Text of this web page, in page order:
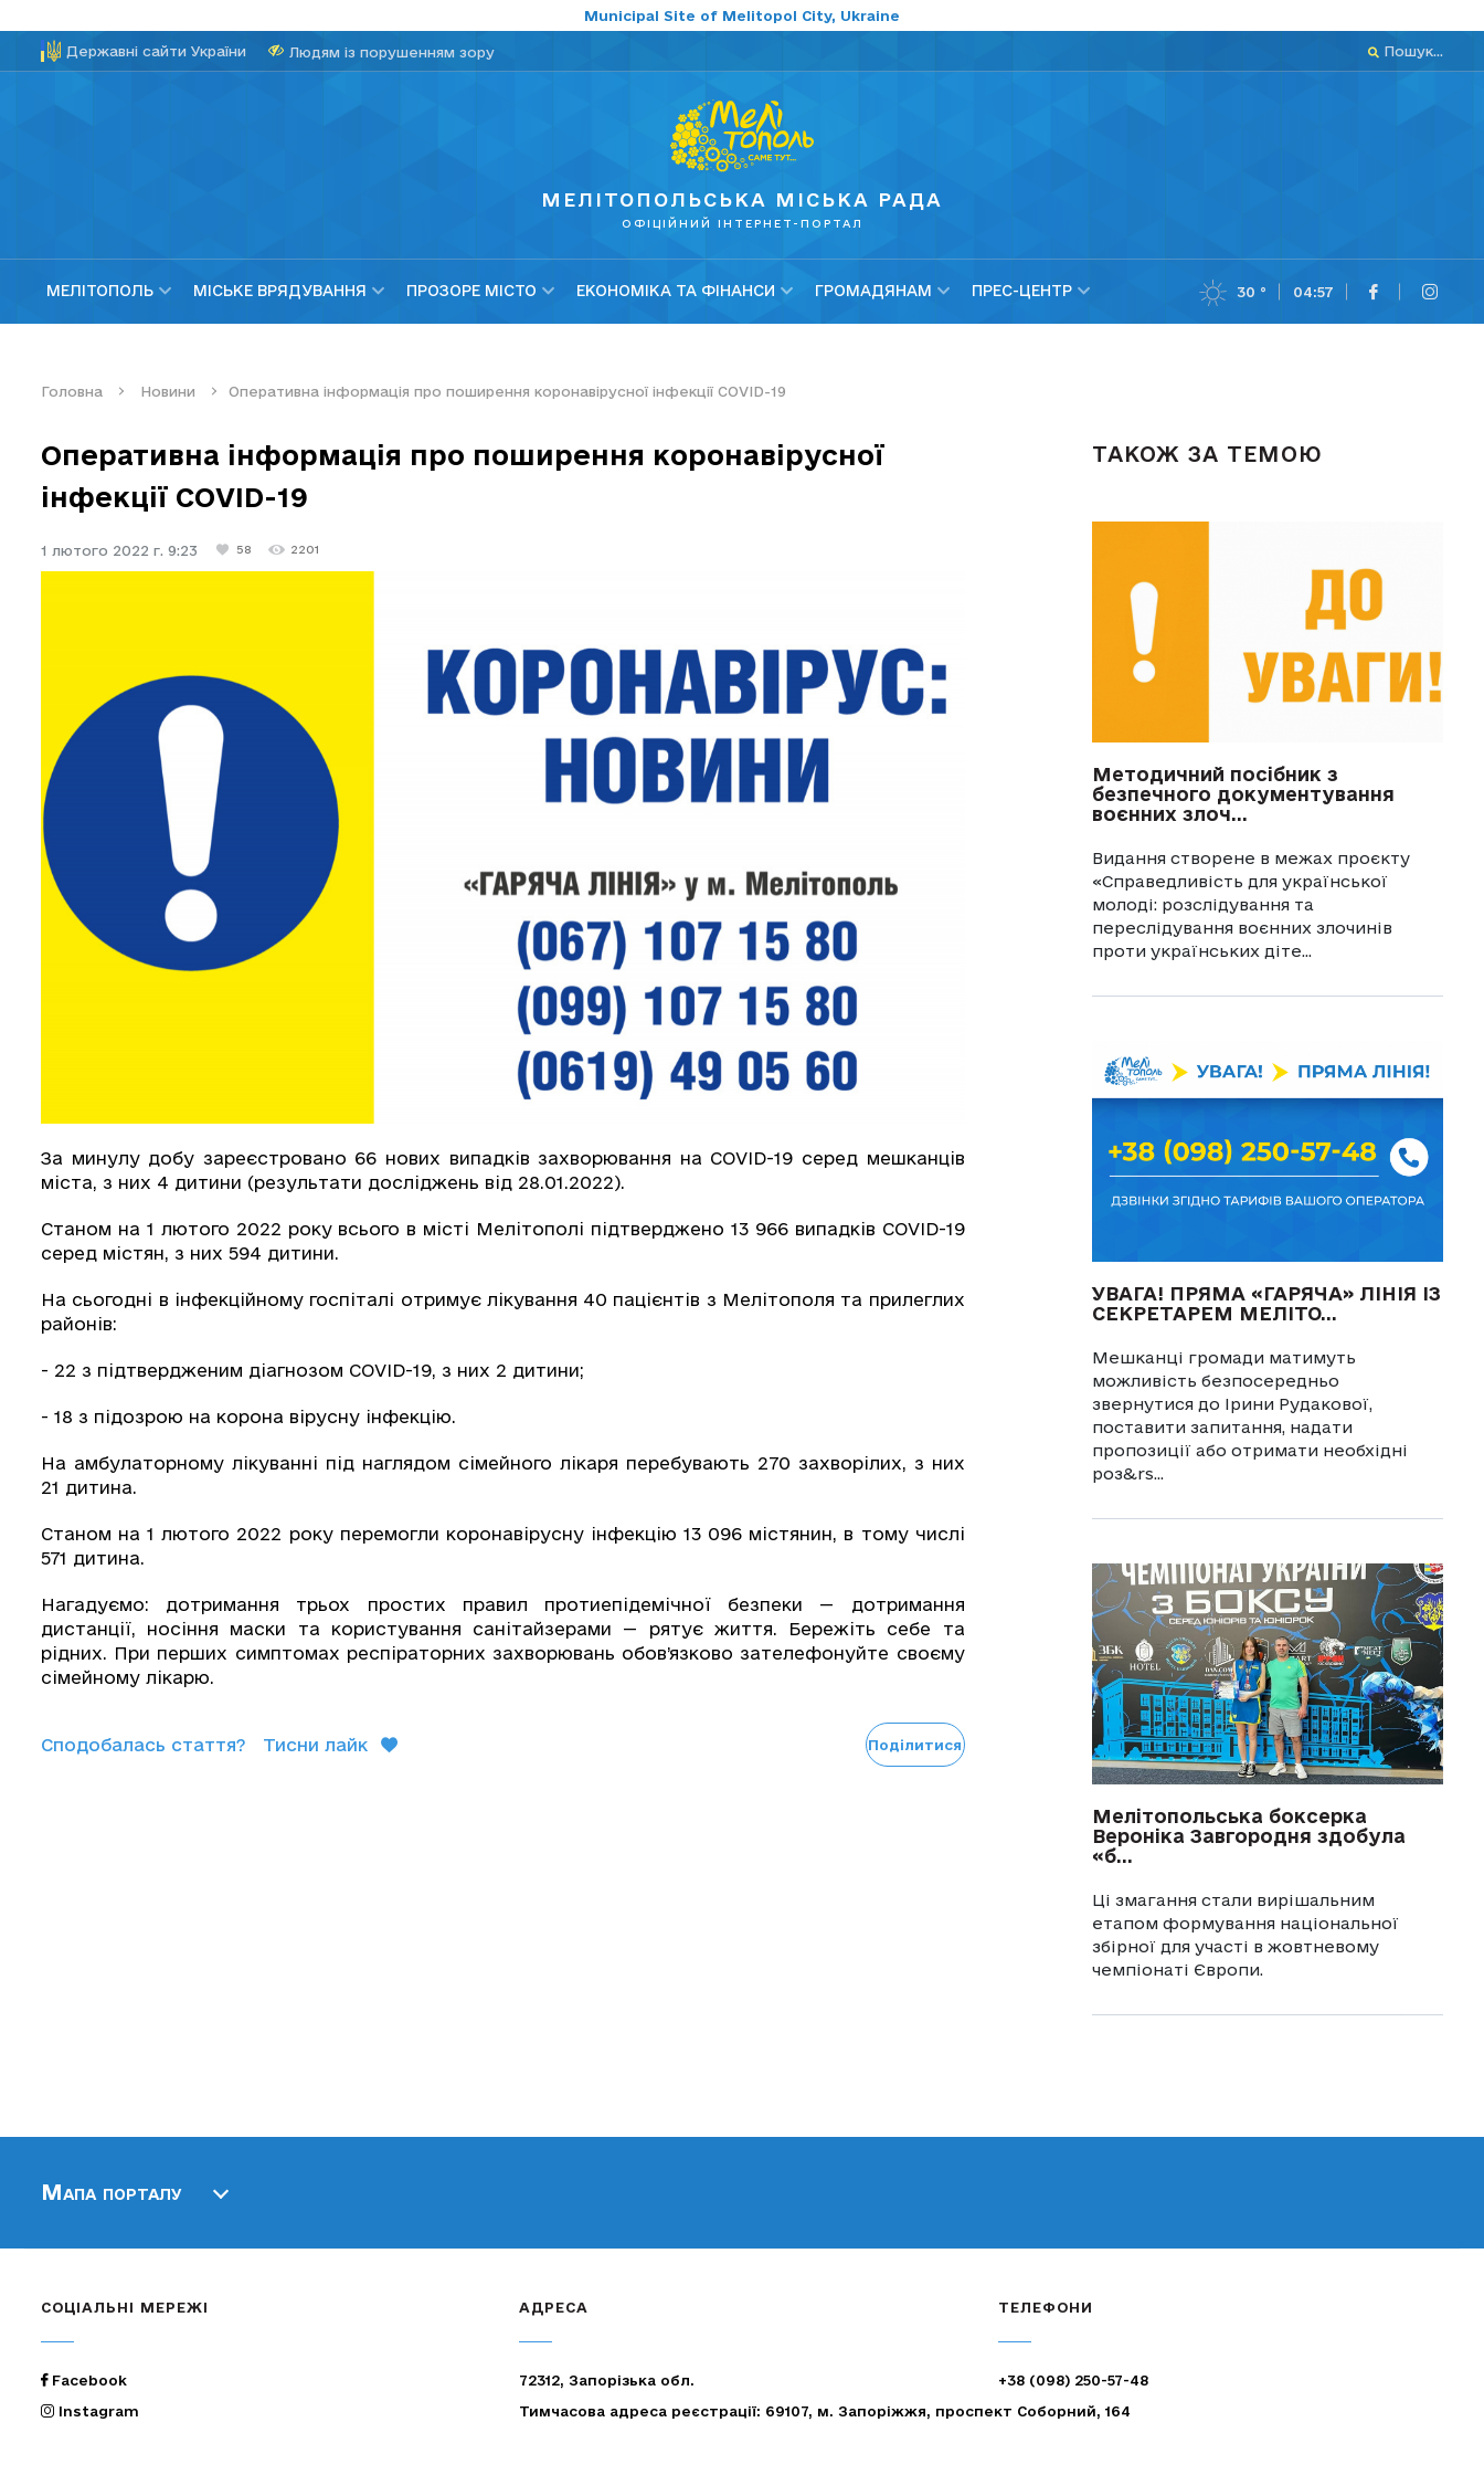
Municipal Site of Melitopol City, Ukraine
Державні сайти України Людям із порушенням зору Пошук...
МЕЛІТОПОЛЬСЬКА МІСЬКА РАДА
ОФІЦІЙНИЙ ІНТЕРНЕТ-ПОРТАЛ
МЕЛІТОПОЛЬ МІСЬКЕ ВРЯДУВАННЯ ПРОЗОРЕ МІСТО ЕКОНОМІКА ТА ФІНАНСИ ГРОМАДЯНАМ ПРЕС-ЦЕНТР 30 ° 04:57
Головна Новини Оперативна інформація про поширення коронавірусної інфекції COVID-19
Оперативна інформація про поширення коронавірусної
інфекції COVID-19
1 лютого 2022 г. 9:23 58 2201
За минулу добу зареєстровано 66 нових випадків захворювання на COVID-19 серед мешканців
міста, з них 4 дитини (результати досліджень від 28.01.2022).
Станом на 1 лютого 2022 року всього в місті Мелітополі підтверджено 13 966 випадків СOVID-19
серед містян, з них 594 дитини.
На сьогодні в інфекційному госпіталі отримує лікування 40 пацієнтів з Мелітополя та прилеглих
районів:
- 22 з підтвердженим діагнозом COVID-19, з них 2 дитини;
- 18 з підозрою на корона вірусну інфекцію.
На амбулаторному лікуванні під наглядом сімейного лікаря перебувають 270 захворілих, з них
21 дитина.
Станом на 1 лютого 2022 року перемогли коронавірусну інфекцію 13 096 містянин, в тому числі
571 дитина.
Нагадуємо: дотримання трьох простих правил протиепідемічної безпеки — дотримання
дистанції, носіння маски та користування санітайзерами — рятує життя. Бережіть себе та
рідних. При перших симптомах респіраторних захворювань обов’язково зателефонуйте своєму
сімейному лікарю.
Сподобалась стаття? Тисни лайк Поділитися
ТАКОЖ ЗА ТЕМОЮ
Методичний посібник з
безпечного документування
воєнних злоч...
Видання створене в межах проєкту
«Справедливість для української
молоді: розслідування та
переслідування воєнних злочинів
проти українських діте...
УВАГА! ПРЯМА «ГАРЯЧА» ЛІНІЯ ІЗ
СЕКРЕТАРЕМ МЕЛІТО...
Мешканці громади матимуть
можливість безпосередньо
звернутися до Ірини Рудакової,
поставити запитання, надати
пропозиції або отримати необхідні
роз&rs...
Мелітопольська боксерка
Вероніка Завгородня здобула
«б...
Ці змагання стали вирішальним
етапом формування національної
збірної для участі в жовтневому
чемпіонаті Європи.
Мапа порталу
СОЦІАЛЬНІ МЕРЕЖІ
Facebook
Instagram
АДРЕСА
72312, Запорізька обл.
Тимчасова адреса реєстрації: 69107, м. Запоріжжя, проспект Соборний, 164
ТЕЛЕФОНИ
+38 (098) 250-57-48